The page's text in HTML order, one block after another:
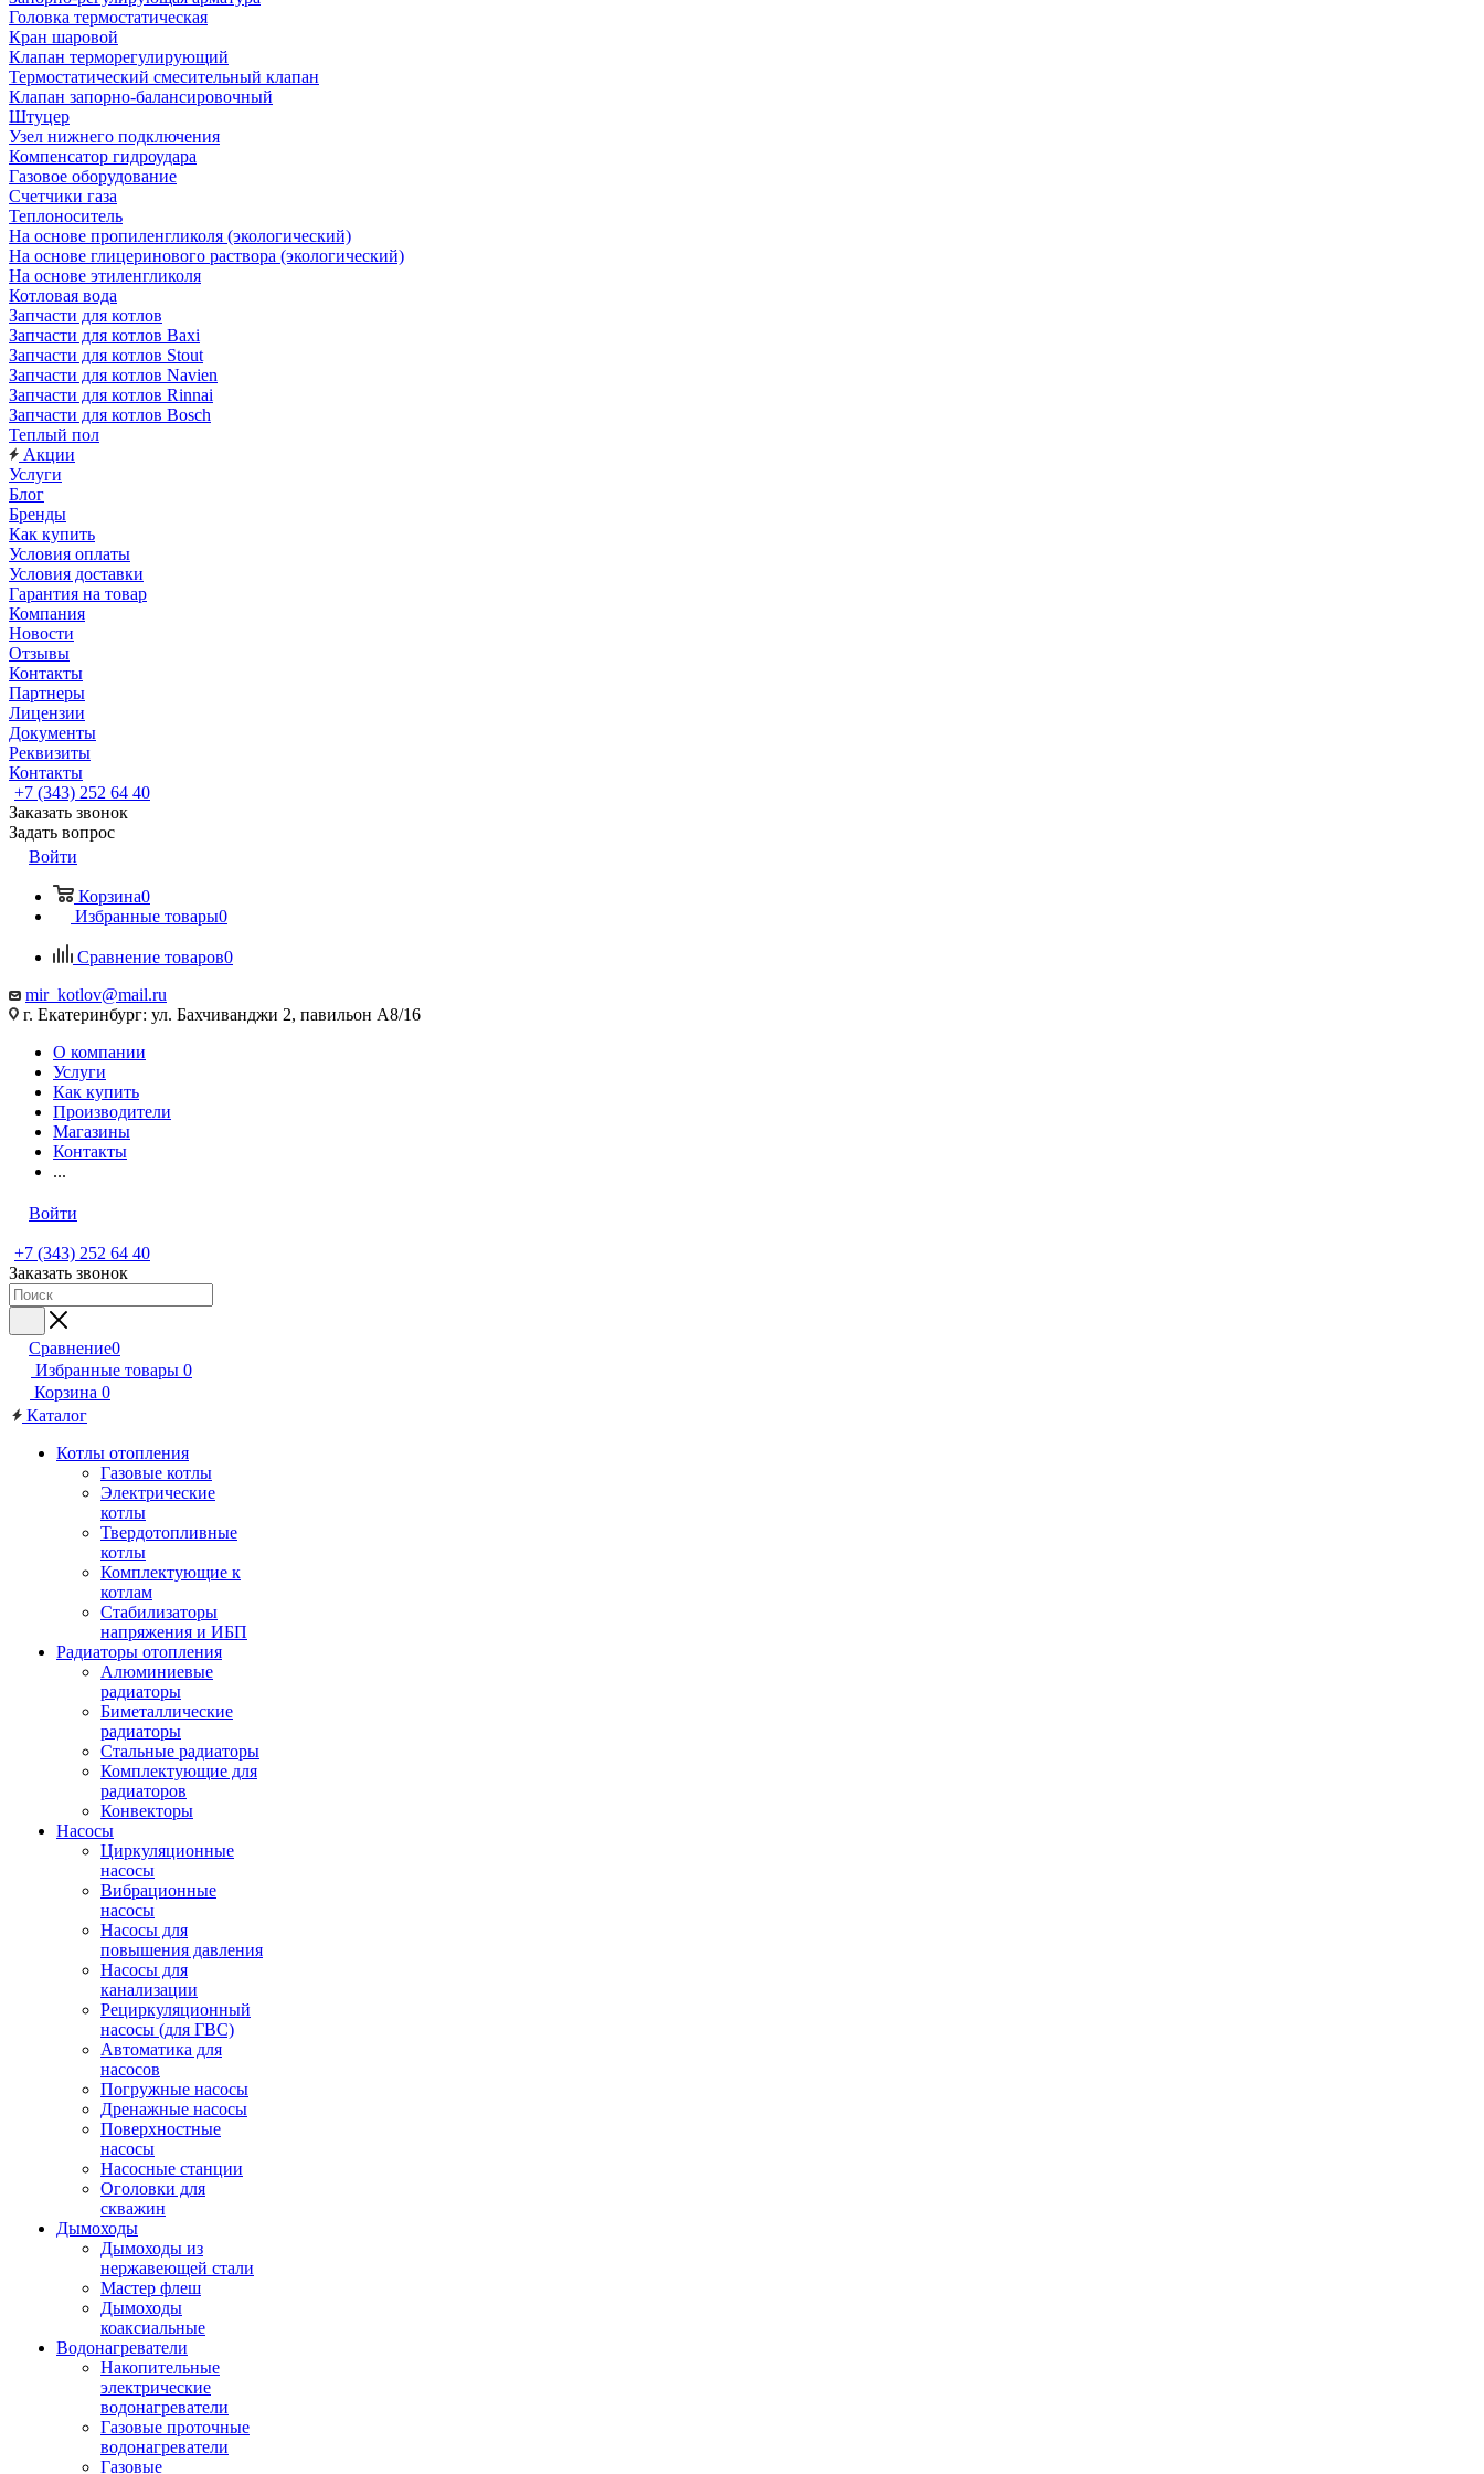
Головка термостатическая
Кран шаровой
Клапан терморегулирующий
Термостатический смесительный клапан
Клапан запорно-балансировочный
Штуцер
Узел нижнего подключения
Компенсатор гидроудара
Газовое оборудование
Счетчики газа
Теплоноситель
На основе пропиленгликоля (экологический)
На основе глицеринового раствора (экологический)
На основе этиленгликоля
Котловая вода
Запчасти для котлов
Запчасти для котлов Baxi
Запчасти для котлов Stout
Запчасти для котлов Navien
Запчасти для котлов Rinnai
Запчасти для котлов Bosch
Теплый пол
Акции
Услуги
Блог
Бренды
Как купить
Условия оплаты
Условия доставки
Гарантия на товар
Компания
Новости
Отзывы
Контакты
Партнеры
Лицензии
Документы
Реквизиты
Контакты
+7 (343) 252 64 40
Заказать звонок
Задать вопрос
Войти
Корзина0
Избранные товары0
Сравнение товаров0
mir_kotlov@mail.ru
г. Екатеринбург: ул. Бахчиванджи 2, павильон А8/16
О компании
Услуги
Как купить
Производители
Магазины
Контакты
...
Войти
+7 (343) 252 64 40
Заказать звонок
Сравнение0
Избранные товары 0
Корзина 0
Каталог
Котлы отопления
Газовые котлы
Электрические
котлы
Твердотопливные
котлы
Комплектующие к
котлам
Стабилизаторы
напряжения и ИБП
Радиаторы отопления
Алюминиевые
радиаторы
Биметаллические
радиаторы
Стальные радиаторы
Комплектующие для
радиаторов
Конвекторы
Насосы
Циркуляционные
насосы
Вибрационные
насосы
Насосы для
повышения давления
Насосы для
канализации
Рециркуляционный
насосы (для ГВС)
Автоматика для
насосов
Погружные насосы
Дренажные насосы
Поверхностные
насосы
Насосные станции
Оголовки для
скважин
Дымоходы
Дымоходы из
нержавеющей стали
Мастер флеш
Дымоходы
коаксиальные
Водонагреватели
Накопительные
электрические
водонагреватели
Газовые проточные
водонагреватели
Газовые